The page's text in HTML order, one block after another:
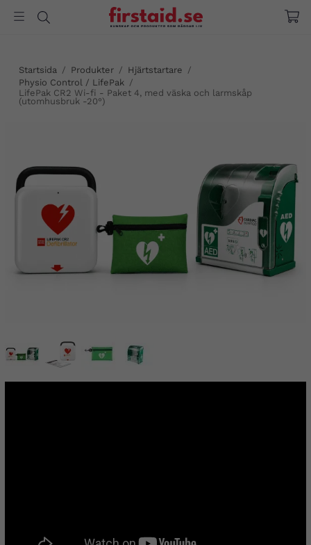
Startsida / Produkter / Hjärtstartare /
Physio Control / LifePak /
LifePak CR2 Wi-fi - Paket 4, med väska och larmskåp
(utomhusbruk -20°)